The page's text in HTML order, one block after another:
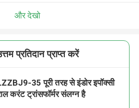
और देखो
प्रतिदान प्राप्त करें
35 पूरी तरह से इंडोर इपॉक्सी
करंट ट्रांसफॉर्मर संलग्न है